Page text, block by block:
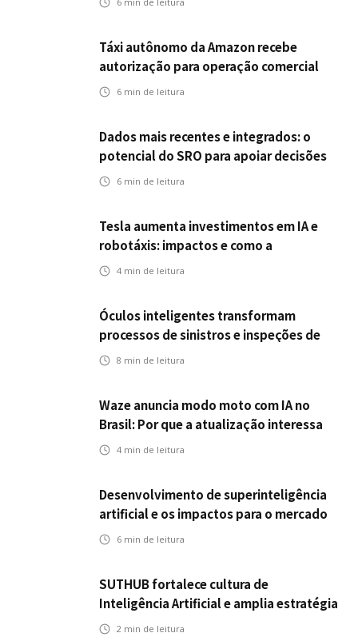
Táxi autônomo da Amazon recebe
autorização para operação comercial
nos EUA: como a circulação desses
6 min de leitura
Dados mais recentes e integrados: o
potencial do SRO para apoiar decisões
nas seguradoras
6 min de leitura
Tesla aumenta investimentos em IA e
robotáxis: impactos e como a
mobilidade autônoma transforma o
4 min de leitura
Óculos inteligentes transformam
processos de sinistros e inspeções de
seguros
8 min de leitura
Waze anuncia modo moto com IA no
Brasil: Por que a atualização interessa
ao mercado segurador?
4 min de leitura
Desenvolvimento de superinteligência
artificial e os impactos para o mercado
de seguros
6 min de leitura
SUTHUB fortalece cultura de
Inteligência Artificial e amplia estratégia
para toda a organização
2 min de leitura